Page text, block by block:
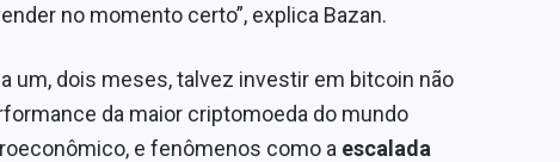
no momento certo”, explica Bazan.
um, dois meses, talvez investir em bitcoin não
da maior criptomoeda do mundo
e fenômenos como a escalada